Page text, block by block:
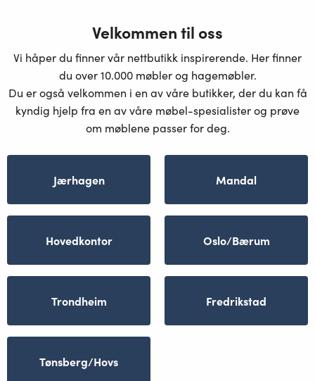
Velkommen til oss
Vi håper du finner vår nettbutikk inspirerende. Her finner
du over 10.000 møbler og hagemøbler.
Du er også velkommen i en av våre butikker, der du kan få
kyndig hjelp fra en av våre møbel-spesialister og prøve
om møblene passer for deg.
Jærhagen Mandal
Hovedkontor Oslo/Bærum
Trondheim Fredrikstad
Tønsberg/Hovs